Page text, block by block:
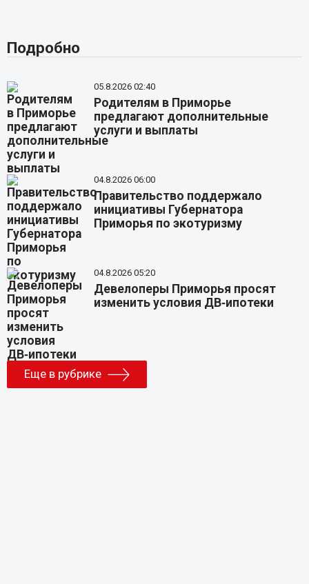
Подробно
05.8.2026 02:40
Родителям в Приморье
предлагают дополнительные
услуги и выплаты
04.8.2026 06:00
Правительство поддержало
инициативы Губернатора
Приморья по экотуризму
04.8.2026 05:20
Девелоперы Приморья просят
изменить условия ДВ‑ипотеки
Еще в рубрике